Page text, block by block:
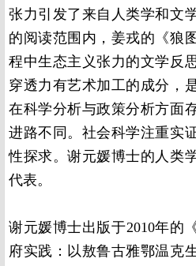
张力引发了来自人类学和文
的阅读范围内，姜戎的《狼
程中生态主义张力的文学反
穿透力有艺术加工的成分，
在科学分析与政策分析方面
进路不同。社会科学注重实
性探求。谢元媛博士的人类
代表。
谢元媛博士出版于2010年的
府实践：以敖鲁古雅鄂温克